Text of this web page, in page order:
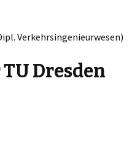
Verkehrsingenieurwesen)
Dresden